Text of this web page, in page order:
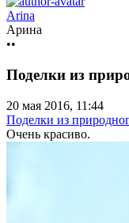
Arina
Арина
••
Поделки из
20 мая 2016, 11:44
Поделки из
Очень красиво.